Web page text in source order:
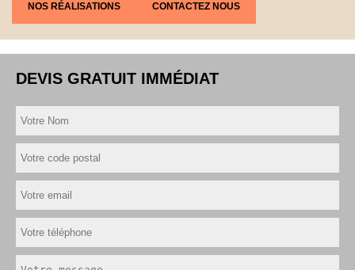
NOS RÉALISATIONS CONTACTEZ NOUS
DEVIS GRATUIT IMMÉDIAT